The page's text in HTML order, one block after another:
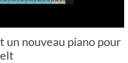
un nouveau piano pour